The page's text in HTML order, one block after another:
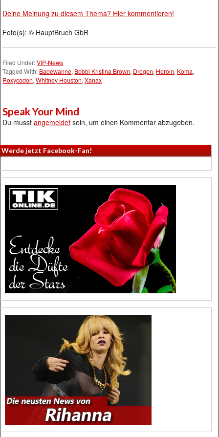
Deine Meinung zu diesem Thema? Hier kommentieren!
Foto(s): © HauptBruch GbR
Filed Under:VIP-News
Tagged With: Badewanne, Bobbi Kristina Brown, Drogen, Heroin, Koma,
Roxycodon,Whitney Houston,Xanax
Speak Your Mind
Du musstangemeldet sein, um einen Kommentar abzugeben.
Werde jetzt Facebook-Fan!